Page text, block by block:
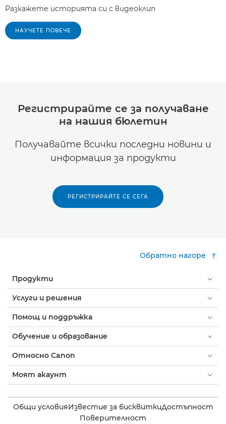
Разкажете историята си с видеоклип
НАУЧЕТЕ ПОВЕЧЕ
Регистрирайте се за получаване
на нашия бюлетин
Получавайте всички последни новини и
информация за продукти
РЕГИСТРИРАЙТЕ СЕ СЕГА
Обратно нагоре
Продукти
Услуги и решения
Помощ и поддръжка
Обучение и образование
Относно Canon
Моят акаунт
Общи условияИзвестие за бисквиткиДостъпност
Поверителност